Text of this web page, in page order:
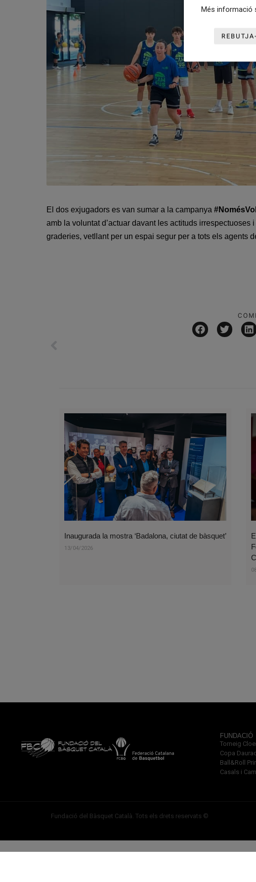
El dos exjugadors es van sumar a la campanya
amb la voluntat d’actuar davant les actituds
graderies, vetllant per un espai segur per a tots els agents
Inaugurada la mostra ‘Badalona, ciutat de bàsquet’
13/04/2026
FUNDACIÓ
Torneig
Copa
Ball&Roll
Casals i
Fundació del Bàsquet Català. Tots els drets reservats ©
Més informació